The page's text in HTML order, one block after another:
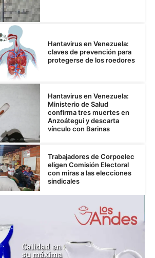
Hantavirus en Venezuela:
claves de prevención para
protegerse de los roedores
Hantavirus en Venezuela:
Ministerio de Salud
confirma tres muertes en
Anzoátegui y descarta
vínculo con Barinas
Trabajadores de Corpoelec
eligen Comisión Electoral
con miras a las elecciones
sindicales